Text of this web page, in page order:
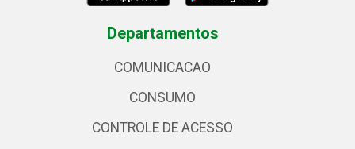
Departamentos
COMUNICACAO
CONSUMO
CONTROLE DE ACESSO